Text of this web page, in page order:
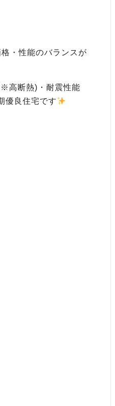
・性能のバランスが
高断熱)・耐震性能
優良住宅です